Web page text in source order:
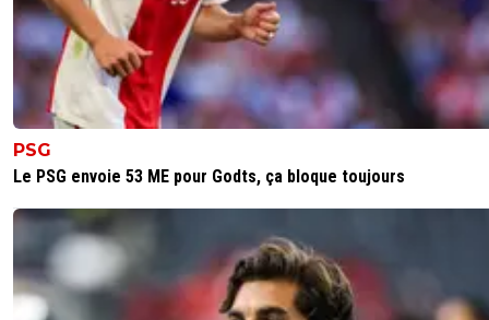
PSG
Le PSG envoie 53 ME pour Godts, ça bloque toujours